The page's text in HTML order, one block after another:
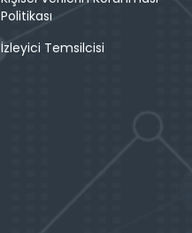
Politikası
İzleyici Temsilcisi